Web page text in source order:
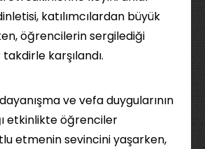
katılımcılardan büyük
öğrencilerin sergilediği
karşılandı.
ve vefa duygularının
etkinlikte öğrenciler
etmenin sevincini yaşarken,